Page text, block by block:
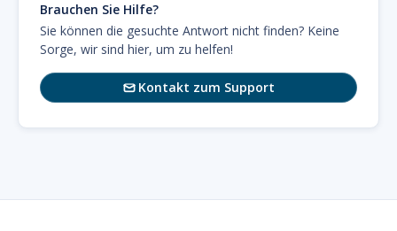
Brauchen Sie Hilfe?
Sie können die gesuchte Antwort nicht finden? Keine
Sorge, wir sind hier, um zu helfen!
Kontakt zum Support